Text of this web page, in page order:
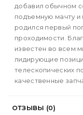
добавил обычном
подъемную мачту и
родился первый
проходимости.
известен во всем
лидирующие
телескопических
качественные
ОТЗЫВЫ (0)